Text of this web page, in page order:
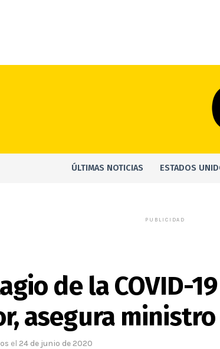
ÚLTIMAS NOTICIAS ESTADOS
PUBLICIDAD
de la COVID-
asegura
el 24 de junio de 2020